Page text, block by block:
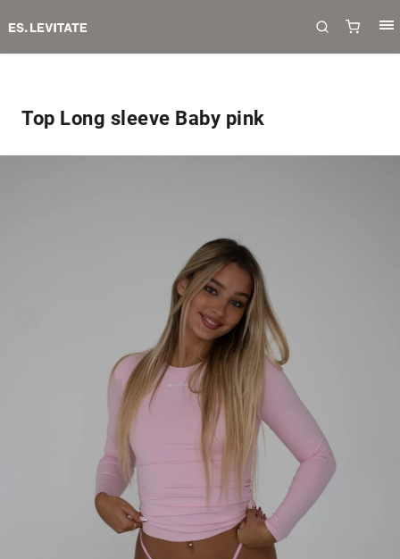
Top Long sleeve Baby pink